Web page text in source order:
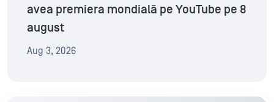
avea premiera mondială pe YouTube pe 8
august
Aug 3, 2026